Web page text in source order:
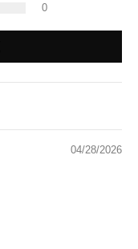
0
04/28/2026